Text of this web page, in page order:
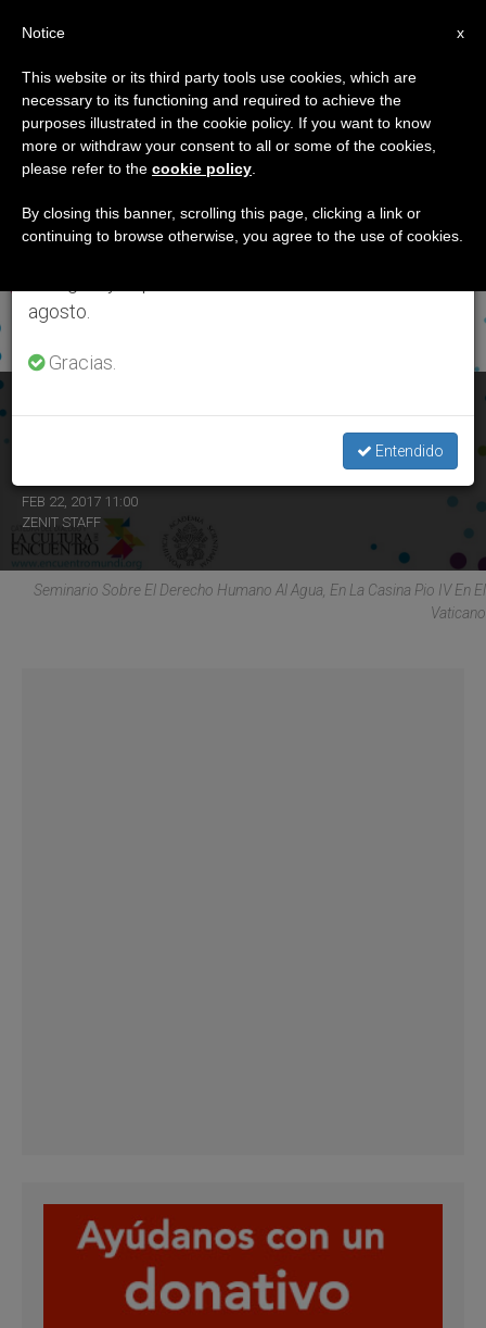
ETIQUETA
Posts Tagged
‘derecho Al Agua’
ÚLTIMAS NOTICIAS
FEB 22, 2017 11:00
ZENIT STAFF
Seminario Sobre El Derecho Humano Al Agua, En La Casina Pio IV En El
Vaticano
×
Aviso importante
Del 27 de julio al 7 de agosto haremos la pausa
anual, aprovechando que en el periodo de verano
se generan menos informaciones y también el
agosto.
Gracias.
Entendido
x
Notice
This website or its third party tools use cookies, which are
necessary to its functioning and required to achieve the
purposes illustrated in the cookie policy. If you want to know
more or withdraw your consent to all or some of the cookies,
please refer to the cookie policy
By closing this banner, scrolling this page, clicking a link or
continuing to browse otherwise, you agree to the use of cookies.